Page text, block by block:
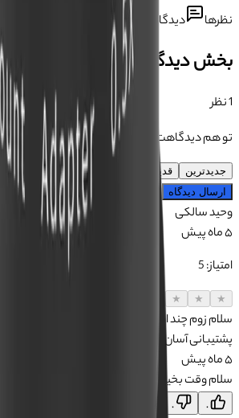
نظرها دیدگاه کاربران درباره این محصول
بخش دیدگاه‌ها
1نظر
تو هم دیدگاهت رو ثبت کن 👇
جدیدترین
قدیمی‌ترین
ارسال دیدگاه
وحیدسالکی
۵ ماه پیش
امتیاز:5
★
★
★
سلام زوم چند ایکس هست؟
پشتیبانی آسان‌جی‌اس‌ام
۵ ماه پیش
سلام وقت بخیر . زوم 0.7x تا 60x
۰
۰